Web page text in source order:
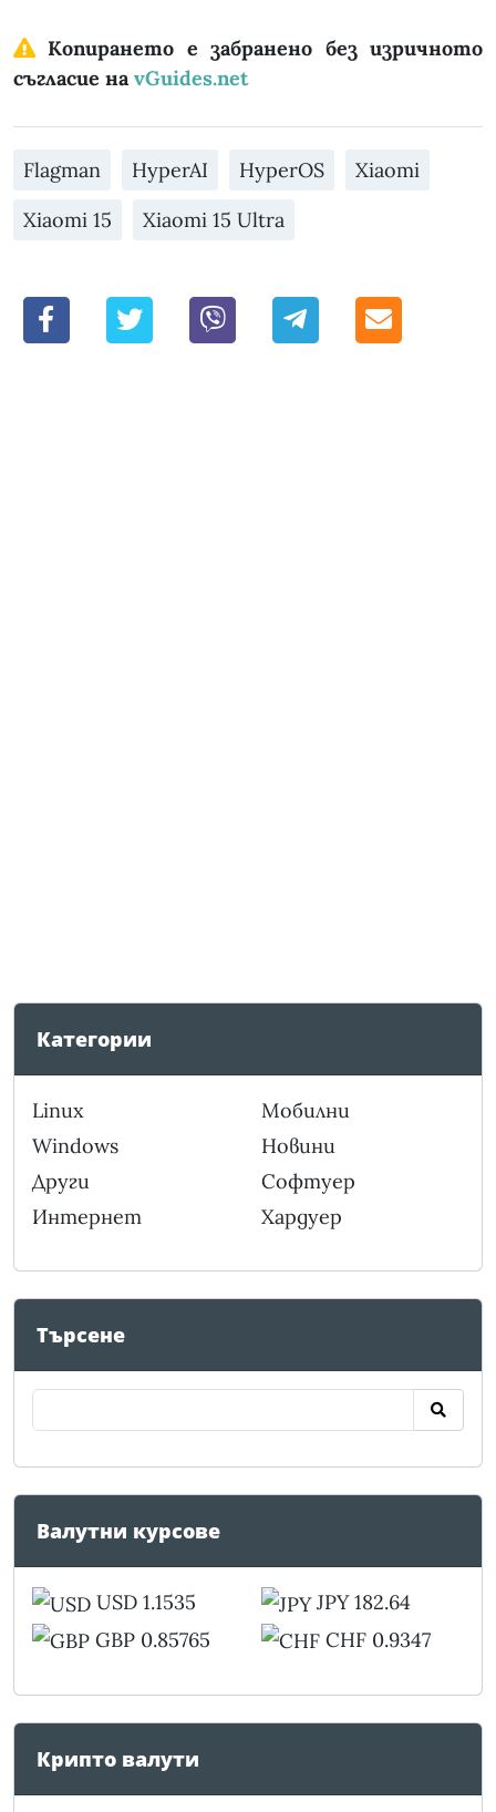
Копирането е забранено без изричното
съгласие наvGuides.net
Flagman HyperAI HyperOS
Xiaomi
Xiaomi 15
Xiaomi 15 Ultra
Категории
Linux
Windows
Други
Интернет
Мобилни
Новини
Софтуер
Хардуер
Търсене
Валутни курсове
USD 1.1535
GBP 0.85765
JPY 182.64
CHF 0.9347
Крипто валути